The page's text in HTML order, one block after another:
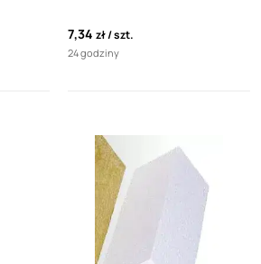
7,34 zł szt.
24 godziny